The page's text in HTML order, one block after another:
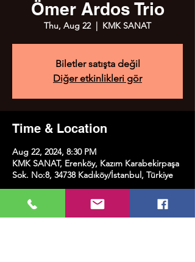
Ömer Ardos Trio
Thu, Aug 22
  |
KMK SANAT
Biletler satışta değil
Diğer etkinlikleri gör
Time & Location
Aug 22, 2024, 8:30 PM
KMK SANAT, Erenköy, Kazım Karabekirpaşa
Sok. No:8, 34738 Kadıköy/İstanbul, Türkiye